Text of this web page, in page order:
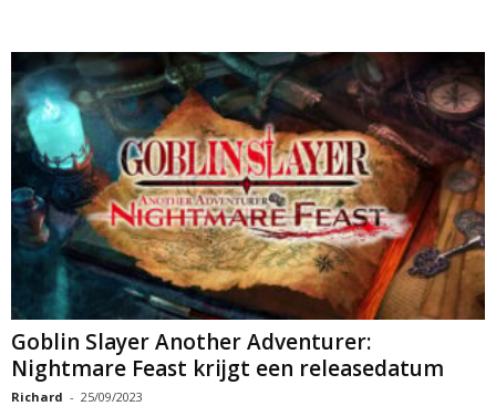
Goblin Slayer Another Adventurer:
Nightmare Feast krijgt een releasedatum
Richard - 25/09/2023